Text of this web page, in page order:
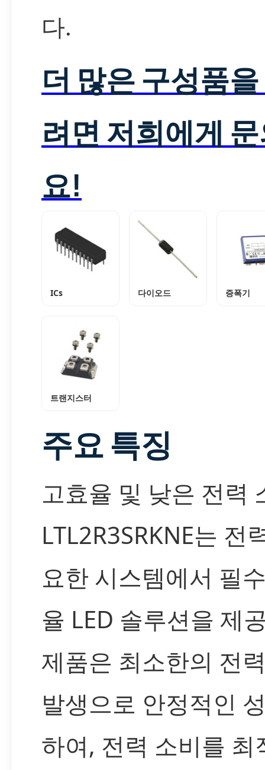
다.
더 많은 구성품
려면 저희에게
요!
ICs 다이오드 증폭기
트랜지스터
주요 특징
고효율 및 낮은 전력
LTL2R3SRKNE는 전
요한 시스템에서 필
율 LED 솔루션을 제
제품은 최소한의 전
발생으로 안정적인
하여, 전력 소비를 최